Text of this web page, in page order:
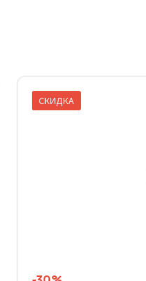
СКИДКА